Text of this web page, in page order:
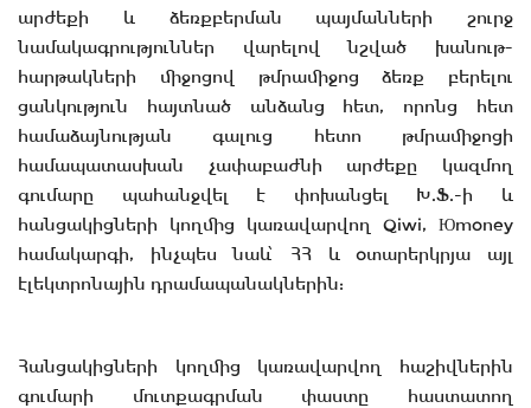
արժեքի և ձեռքբերման պայմանների շուրջ
նամակագրություններ վարելով նշված խանութ-
հարթակների միջոցով թմրամիջոց ձեռք բերելու
ցանկություն հայտնած անձանց հետ, որոնց հետ
համաձայնության գալուց հետո թմրամիջոցի
համապատասխան չափաբաժնի արժեքը կազմող
գումարը պահանջվել է փոխանցել Խ.Ֆ.-ի և
հանցակիցների կողմից կառավարվող Qiwi, Юmoney
համակարգի, ինչպես նաև՝ ՀՀ և օտարերկրյա այլ
էլեկտրոնային դրամապանակներին:
Հանցակիցների կողմից կառավարվող հաշիվներին
գումարի մուտքագրման փաստը հաստատող